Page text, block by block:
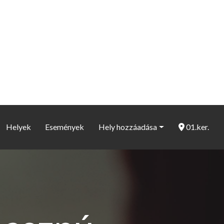
Helyek Események Hely hozzáadása 01.ker.